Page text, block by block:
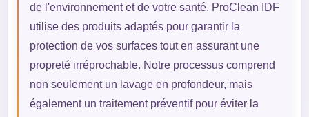
de l'environnement et de votre santé. ProClean IDF
utilise des produits adaptés pour garantir la
protection de vos surfaces tout en assurant une
propreté irréprochable. Notre processus comprend
non seulement un lavage en profondeur, mais
également un traitement préventif pour éviter la